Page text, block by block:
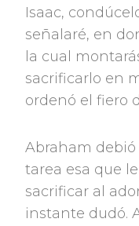
Isaac,
señalaré, en
la cual
sacrificarlo en
ordenó el fiero
Abraham debió
tarea esa que
sacrificar al
instante dudó.